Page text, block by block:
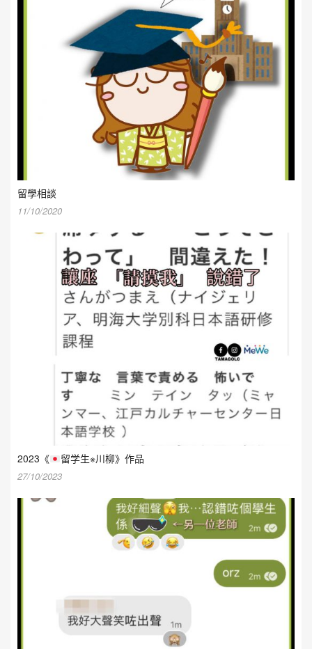
留學相談
11/10/2020
2023《 留学生※川柳》作品
27/10/2023